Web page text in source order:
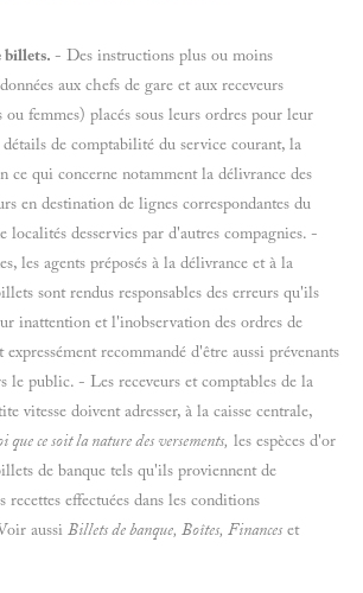
- Des instructions plus ou moins
aux chefs de gare et aux receveurs
ou femmes) placés sous leurs ordres pour leur
de comptabilité du service courant, la
ce qui concerne notamment la délivrance des
en destination de lignes correspondantes du
localités desservies par d'autres compagnies. -
les agents préposés à la délivrance et à la
sont rendus responsables des erreurs qu'ils
inattention et l'inobservation des ordres de
recommandé d'être aussi prévenants
le public. - Les receveurs et comptables de la
vitesse doivent adresser, à la caisse centrale,
que ce soit la nature des versements, les espèces d'or
de banque tels qu'ils proviennent de
recettes effectuées dans les conditions
aussi Billets de banque, Boîtes, Finances et